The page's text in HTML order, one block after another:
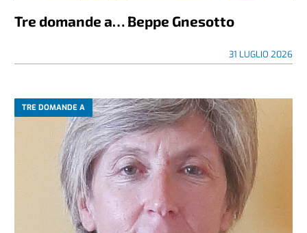
Tre domande a… Beppe Gnesotto
31 LUGLIO 2026
TRE DOMANDE A